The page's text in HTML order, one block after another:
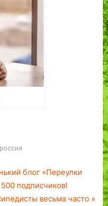
честью
россия
блог «Переулки
подписчиков!
весьма часто